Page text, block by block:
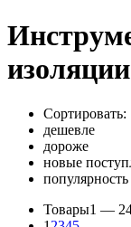
изоляции
Сортировать:
дешевле
дороже
новые
популярность
Товары1 —